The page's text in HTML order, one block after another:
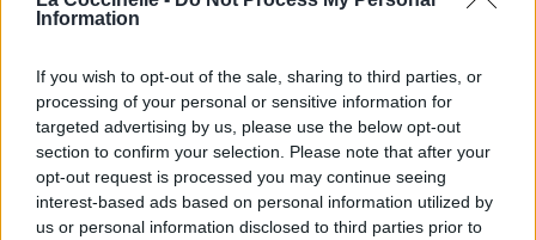
Information
If you wish to opt-out of the sale, sharing to third parties, or
processing of your personal or sensitive information for
targeted advertising by us, please use the below opt-out
section to confirm your selection. Please note that after your
opt-out request is processed you may continue seeing
interest-based ads based on personal information utilized by
us or personal information disclosed to third parties prior to
J'suis au d'ssus de la normale, féfé Enzo,
Ils n'oublieront pas, ils se souviendront de nous
Je vais régner assis négro je vais mourrir debout
Sur le podium il n'y a que nous,
Tu veux t'asseoir sur le trône, faudra t'asseoir sur mes
genoux.
Viens dans mon département